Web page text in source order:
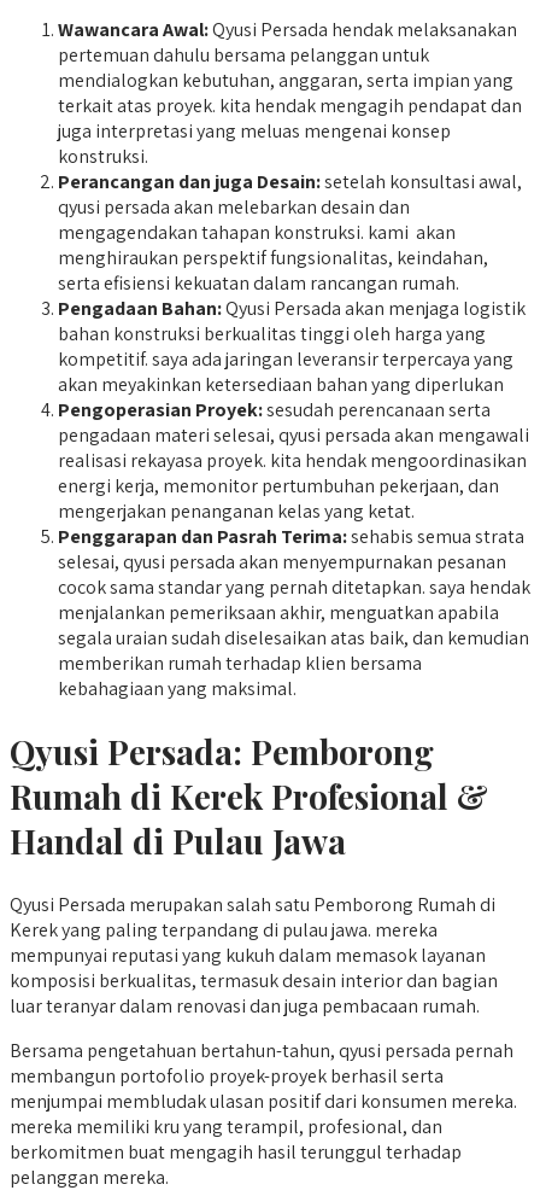
Wawancara Awal:Qyusi Persada hendak melaksanakan
pertemuan dahulu bersama pelanggan untuk
mendialogkan kebutuhan, anggaran, serta impian yang
terkait atas proyek. kita hendak mengagih pendapat dan
juga interpretasi yang meluas mengenai konsep
konstruksi.
Perancangan dan juga Desain:setelah konsultasi awal,
qyusi persada akan melebarkan desain dan
mengagendakan tahapan konstruksi. kami akan
menghiraukan perspektif fungsionalitas, keindahan,
serta efisiensi kekuatan dalam rancangan rumah.
Pengadaan Bahan:Qyusi Persada akan menjaga logistik
bahan konstruksi berkualitas tinggi oleh harga yang
kompetitif. saya ada jaringan leveransir terpercaya yang
akan meyakinkan ketersediaan bahan yang diperlukan
Pengoperasian Proyek:sesudah perencanaan serta
pengadaan materi selesai, qyusi persada akan mengawali
realisasi rekayasa proyek. kita hendak mengoordinasikan
energi kerja, memonitor pertumbuhan pekerjaan, dan
mengerjakan penanganan kelas yang ketat.
Penggarapan dan Pasrah Terima:sehabis semua strata
selesai, qyusi persada akan menyempurnakan pesanan
cocok sama standar yang pernah ditetapkan. saya hendak
menjalankan pemeriksaan akhir, menguatkan apabila
segala uraian sudah diselesaikan atas baik, dan kemudian
memberikan rumah terhadap klien bersama
kebahagiaan yang maksimal.
Qyusi Persada: Pemborong
Rumah di Kerek Profesional &
Handal di Pulau Jawa
Qyusi Persada merupakan salah satu Pemborong Rumah di
Kerek yang paling terpandang di pulau jawa. mereka
mempunyai reputasi yang kukuh dalam memasok layanan
komposisi berkualitas, termasuk desain interior dan bagian
luar teranyar dalam renovasi dan juga pembacaan rumah.
Bersama pengetahuan bertahun-tahun, qyusi persada pernah
membangun portofolio proyek-proyek berhasil serta
menjumpai membludak ulasan positif dari konsumen mereka.
mereka memiliki kru yang terampil, profesional, dan
berkomitmen buat mengagih hasil terunggul terhadap
pelanggan mereka.